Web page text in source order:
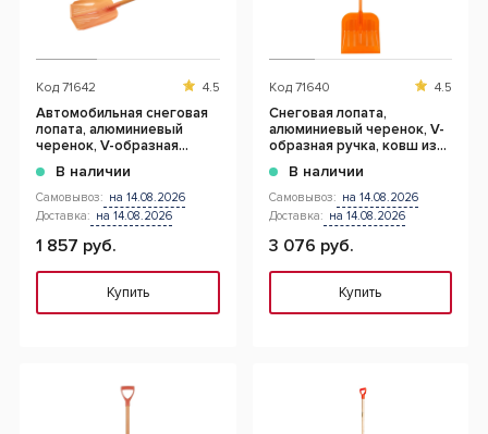
Код 71642 4.5
Автомобильная снеговая
лопата, алюминиевый
черенок, V-образная
В наличии
Самовывоз: на 14.08.2026
Доставка: на 14.08.2026
1 857 руб.
Купить
Код 71640 4.5
Снеговая лопата,
алюминиевый черенок, V-
образная ручка, ковш из
В наличии
Самовывоз: на 14.08.2026
Доставка: на 14.08.2026
3 076 руб.
Купить